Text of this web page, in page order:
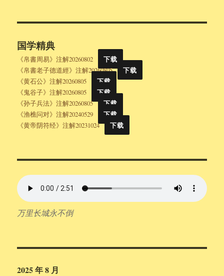
国学精典
《帛書周易》注解20260802
下载
《帛書老子德道經》注解20260805
下载
《黄石公》注解20260805
下载
《鬼谷子》注解20260805
下载
《孙子兵法》注解20260805
下载
《渔樵问对》注解20240529
下载
《黄帝阴符经》注解20231024
下载
万里长城永不倒
2025 年 8 月